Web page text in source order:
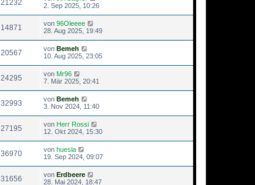
21232
2. Sep 2025, 10:26
14871 von 96Oleeee
28. Aug 2025, 19:49
20567 von Bemeh
10. Aug 2025, 23:05
24295 von Mr96
7. Mär 2025, 20:41
32993 von Bemeh
3. Nov 2024, 11:40
27195 von Herr Rossi
12. Okt 2024, 15:30
36970 von huesla
19. Sep 2024, 09:07
31656 von Erdbeere
28. Mai 2024, 18:47